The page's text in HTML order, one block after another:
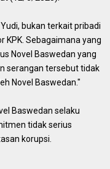
bukan terkait pribadi
KPK. Sebagaimana yang
Novel Baswedan yang
serangan tersebut tidak
Novel Baswedan."
Baswedan selaku
tidak serius
korupsi.